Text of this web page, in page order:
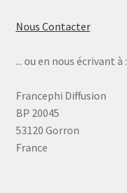
Nous Contacter
... ou en nous écrivant à :
Francephi Diffusion
BP 20045
53120 Gorron
France